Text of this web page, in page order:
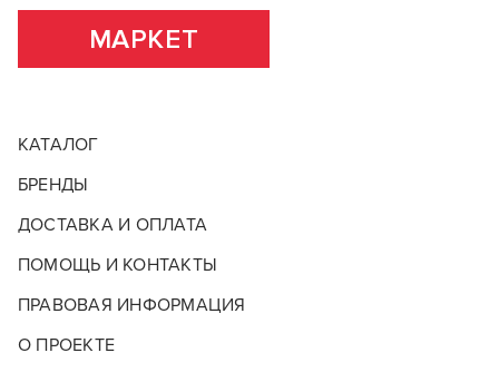
МАРКЕТ
КАТАЛОГ
БРЕНДЫ
ДОСТАВКА И ОПЛАТА
ПОМОЩЬ И КОНТАКТЫ
ПРАВОВАЯ ИНФОРМАЦИЯ
О ПРОЕКТЕ